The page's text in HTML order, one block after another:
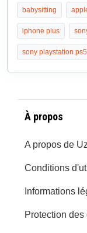
babysitting
iphone plus
sony playstation
À propos
A propos de
Conditions
Informations
Protection